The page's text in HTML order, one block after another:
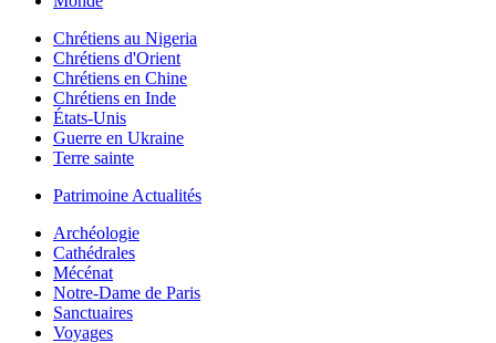
Chrétiens au Nigeria
Chrétiens d'Orient
Chrétiens en Chine
Chrétiens en Inde
États-Unis
Guerre en Ukraine
Terre sainte
Patrimoine Actualités
Archéologie
Cathédrales
Mécénat
Notre-Dame de Paris
Sanctuaires
Voyages